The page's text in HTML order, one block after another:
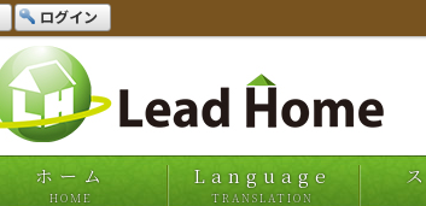
ログイン
ホーム
HOME
Language
TRANSLATION